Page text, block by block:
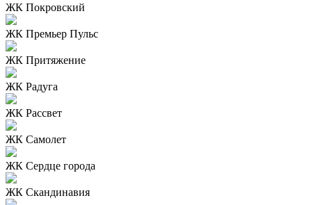
ЖК Покровский
ЖК Премьер Пульс
ЖК Притяжение
ЖК Радуга
ЖК Рассвет
ЖК Самолет
ЖК Сердце города
ЖК Скандинавия